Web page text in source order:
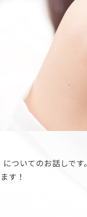
についてのお話しです。
す！